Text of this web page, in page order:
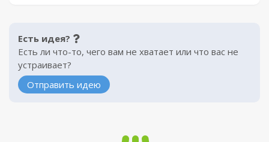
Есть идея?
Есть ли что-то, чего вам не хватает или что вас не
устраивает?
Отправить идею